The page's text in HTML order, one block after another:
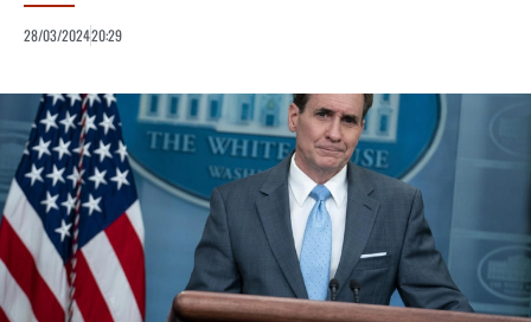
28/03/202420:29